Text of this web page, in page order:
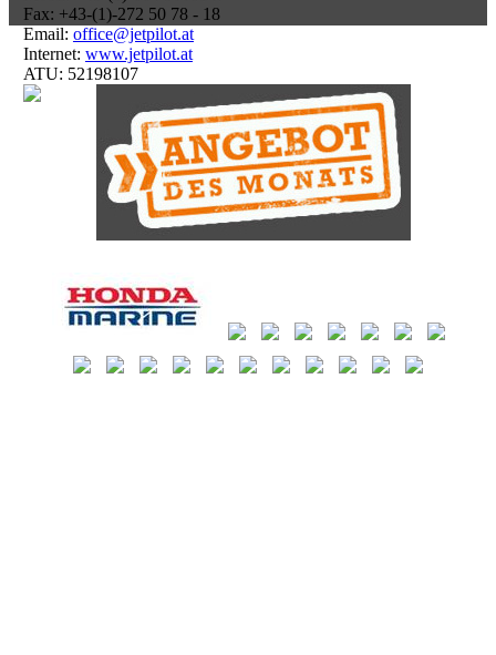
Fax: +43-(1)-272 50 78 - 18
Email: office@jetpilot.at
Internet: www.jetpilot.at
ATU: 52198107